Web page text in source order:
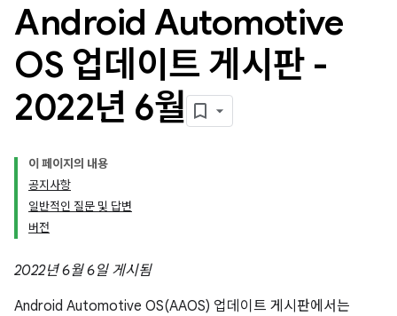
Android Automotive
OS 업데이트 게시판 -
2022년 6월
이 페이지의 내용
공지사항
일반적인 질문 및 답변
버전
2022년 6월 6일 게시됨
Android Automotive OS(AAOS) 업데이트 게시판에서는